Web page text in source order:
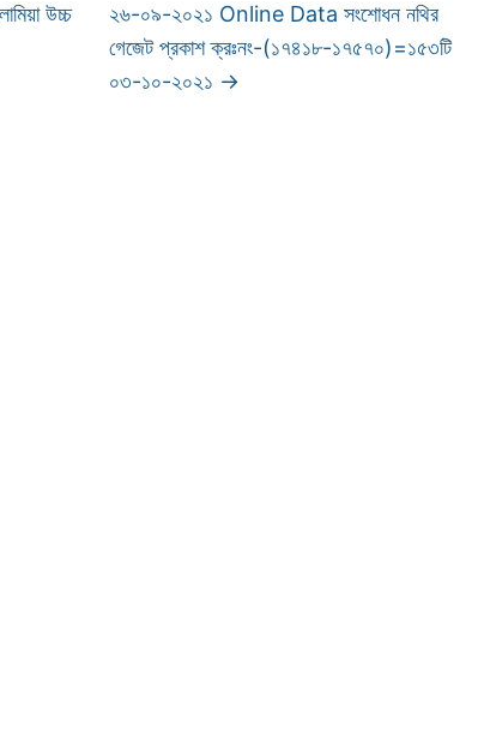
উচ্চ
২৬-০৯-২০২১ Online Data সংশোধন নথির
গেজেট প্রকাশ ক্রঃনং-(১৭৪১৮-১৭৫৭০)=১৫৩টি
০৩-১০-২০২১ →